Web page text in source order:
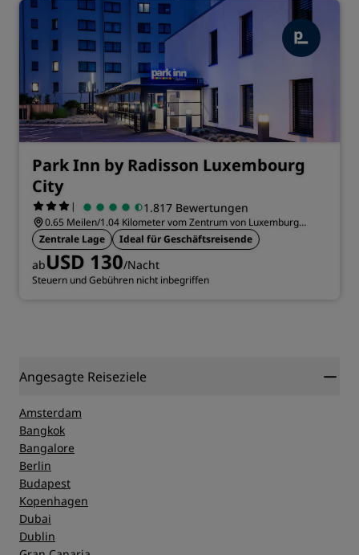
Park Inn by Radisson Luxembourg
City
| 1.817 Bewertungen
0.65 Meilen/1.04 Kilometer vom Zentrum von Luxemburg
entfernt
Zentrale Lage Ideal für Geschäftsreisende
abUSD 130/Nacht
Steuern und Gebühren nicht inbegriffen
Angesagte Reiseziele
Amsterdam
Bangkok
Bangalore
Berlin
Budapest
Kopenhagen
Dubai
Dublin